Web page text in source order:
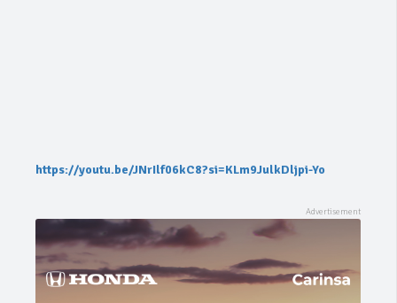
https://youtu.be/JNrIlf06kC8?si=KLm9JulkDljpi-Yo